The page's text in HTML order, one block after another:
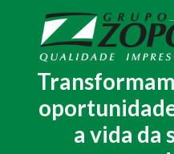
a vida da